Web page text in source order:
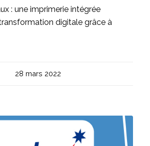
: une imprimerie intégrée
digitale grâce à
28 mars 2022